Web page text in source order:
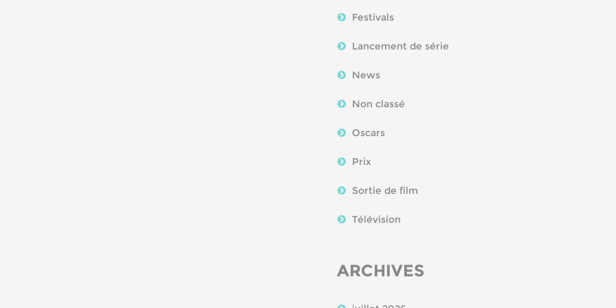
Festivals
Lancement de série
News
Non classé
Oscars
Prix
Sortie de film
Télévision
ARCHIVES